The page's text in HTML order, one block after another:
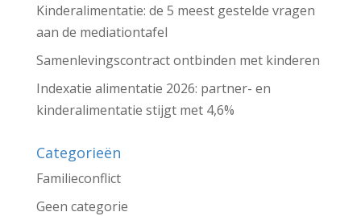
Kinderalimentatie: de 5 meest gestelde vragen
aan de mediationtafel
Samenlevingscontract ontbinden met kinderen
Indexatie alimentatie 2026: partner- en
kinderalimentatie stijgt met 4,6%
Categorieën
Familieconflict
Geen categorie